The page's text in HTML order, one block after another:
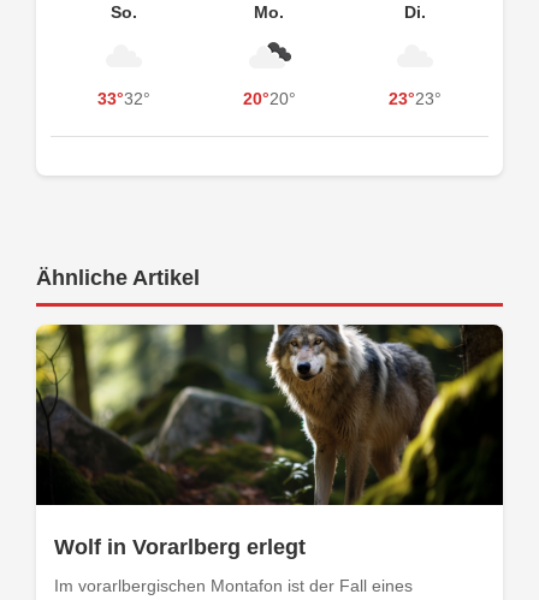
So.
33°32°
Mo.
20°20°
Di.
23°23°
Ähnliche Artikel
Wolf in Vorarlberg erlegt
Im vorarlbergischen Montafon ist der Fall eines